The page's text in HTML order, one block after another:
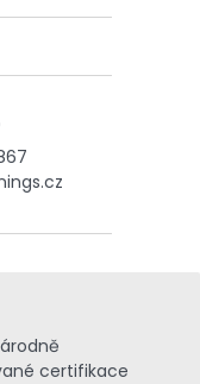
certifikace